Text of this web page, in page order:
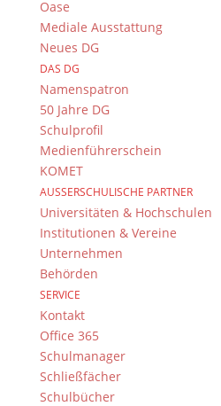
Oase
Mediale Ausstattung
Neues DG
DAS DG
Namenspatron
50 Jahre DG
Schulprofil
Medienführerschein
KOMET
AUSSERSCHULISCHE PARTNER
Universitäten & Hochschulen
Institutionen & Vereine
Unternehmen
Behörden
SERVICE
Kontakt
Office 365
Schulmanager
Schließfächer
Schulbücher